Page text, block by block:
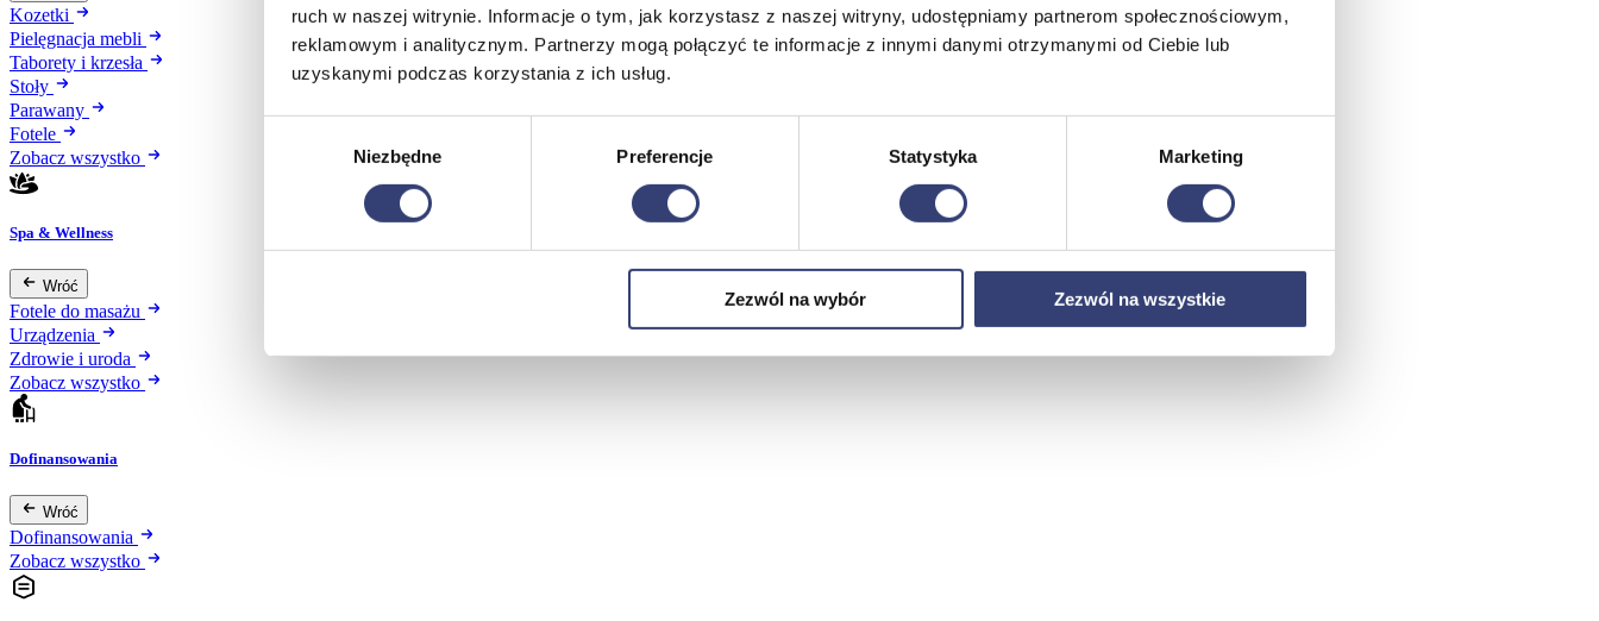
ruch w naszej witrynie. Informacje o tym, jak korzystasz z naszej witryny, udostępniamy partnerom społecznościowym,
reklamowym i analitycznym. Partnerzy mogą połączyć te informacje z innymi danymi otrzymanymi od Ciebie lub
uzyskanymi podczas korzystania z ich usług.
Niezbędne Preferencje Statystyka Marketing
Zezwól na wybór Zezwól na wszystkie
Kozetki
Pielęgnacja mebli
Taborety i krzesła
Stoły
Parawany
Fotele
Zobacz wszystko
Spa & Wellness
Wróć
Fotele do masażu
Urządzenia
Zdrowie i uroda
Zobacz wszystko
Dofinansowania
Wróć
Dofinansowania
Zobacz wszystko